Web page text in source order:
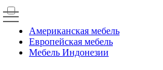
Американская мебель
Европейская мебель
Мебель Индонезии